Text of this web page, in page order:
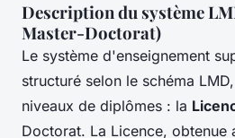
Description du système
Master-Doctorat)
Le système d'enseignement
structuré selon le schéma
niveaux de diplômes : la
Doctorat. La Licence, obtenue